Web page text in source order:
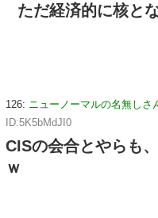
ただ経済的に核と
126: ニューノーマルの名無しさ
ID:5K5bMdJI0
CISの会合とやらも
ｗ